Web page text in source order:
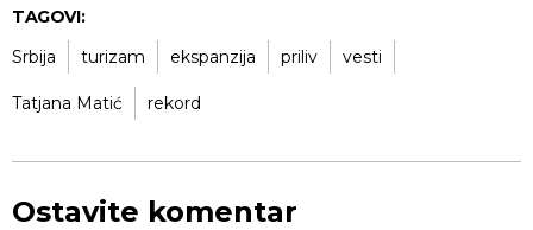
TAGOVI:
Srbija
turizam ekspanzija priliv vesti
Tatjana Matić rekord
Ostavite komentar